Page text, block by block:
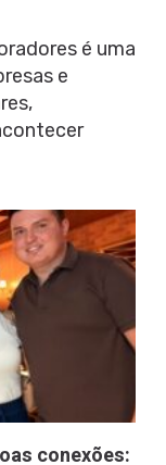
é uma
e
conexões: